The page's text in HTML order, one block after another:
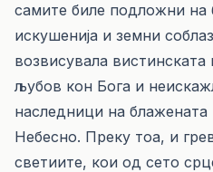
самите биле подложни на
искушенија и земни
возвисувала
љубов кон Бога и
наследници на
Небесно. Преку тоа, и
светиите, кои од сето